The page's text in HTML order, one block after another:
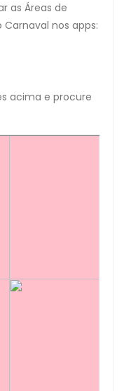
as Áreas de
nos apps:
acima e procure